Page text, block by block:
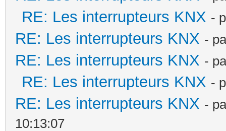
RE: Les interrupteurs KNX -
RE: Les interrupteurs KNX -
RE: Les interrupteurs KNX -
RE: Les interrupteurs KNX -
RE: Les interrupteurs KNX -
10:13:07